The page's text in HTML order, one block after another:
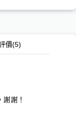
價(5)
謝！